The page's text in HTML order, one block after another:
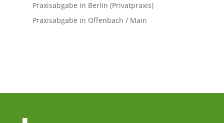
Praxisabgabe in Berlin (Privatpraxis)
Praxisabgabe in Offenbach / Main